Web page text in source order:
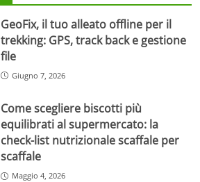
GeoFix, il tuo alleato offline per il
trekking: GPS, track back e gestione
file
Giugno 7, 2026
Come scegliere biscotti più
equilibrati al supermercato: la
check-list nutrizionale scaffale per
scaffale
Maggio 4, 2026